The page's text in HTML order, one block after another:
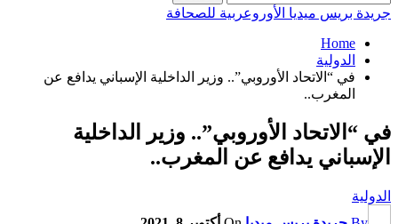
جريدة بريس ميديا الأوروعربية للصحافة
Home
الدولية
في “الاتحاد الأوروبي”.. وزير الداخلية الإسباني يدافع عن
المغرب..
في “الاتحاد الأوروبي”.. وزير الداخلية
الإسباني يدافع عن المغرب..
الدولية